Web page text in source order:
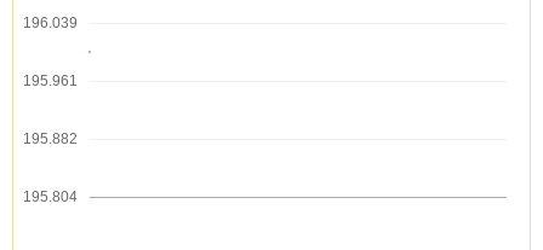
196.039
195.961
195.882
195.804